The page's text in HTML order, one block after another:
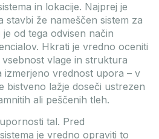
in lokacije. Najprej je
stavbi že nameščen sistem za
od tega odvisen način
Hkrati je vredno oceniti
vlage in struktura
izmerjeno vrednost upora – v
bistveno lažje doseči ustrezen
ali peščenih tleh.
tal. Pred
je vredno opraviti to